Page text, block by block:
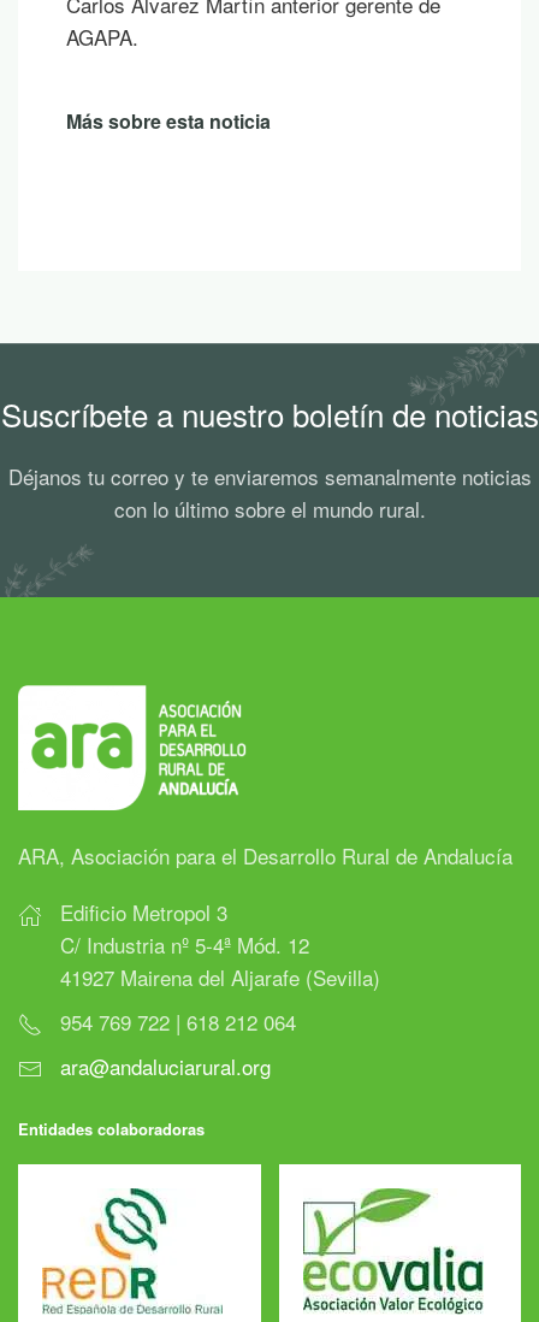
Suscríbete a nuestro boletín de noticias
Déjanos tu correo y te enviaremos semanalmente noticias
con lo último sobre el mundo rural.
ARA, Asociación para el Desarrollo Rural de Andalucía
Edificio Metropol 3
C/ Industria nº 5-4ª Mód. 12
41927 Mairena del Aljarafe (Sevilla)
954 769 722 | 618 212 064
ara@andaluciarural.org
Entidades colaboradoras